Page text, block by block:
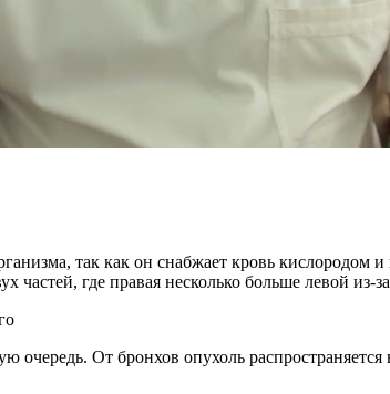
так как он снабжает кровь кислородом
где правая несколько больше левой из-
От бронхов опухоль